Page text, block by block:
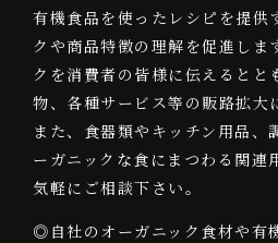
有機食品を使ったレシピを提供
クや商品特徴の理解を促進しま
クを消費者の皆様に伝えるとと
物、各種サービス等の販路拡大
また、食器類やキッチン用品、
ーガニックな食にまつわる関連
気軽にご相談下さい。
◎自社のオーガニック食材や有